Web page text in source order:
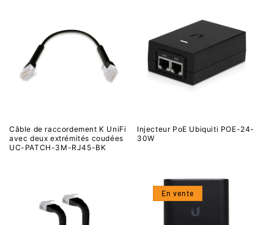
Câble de raccordement K UniFi
avec deux extrémités coudées
UC-PATCH-3M-RJ45-BK
Injecteur PoE Ubiquiti POE-24-
30W
En vente